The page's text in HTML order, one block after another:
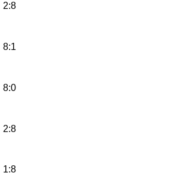
2:8
8:1
8:0
2:8
1:8